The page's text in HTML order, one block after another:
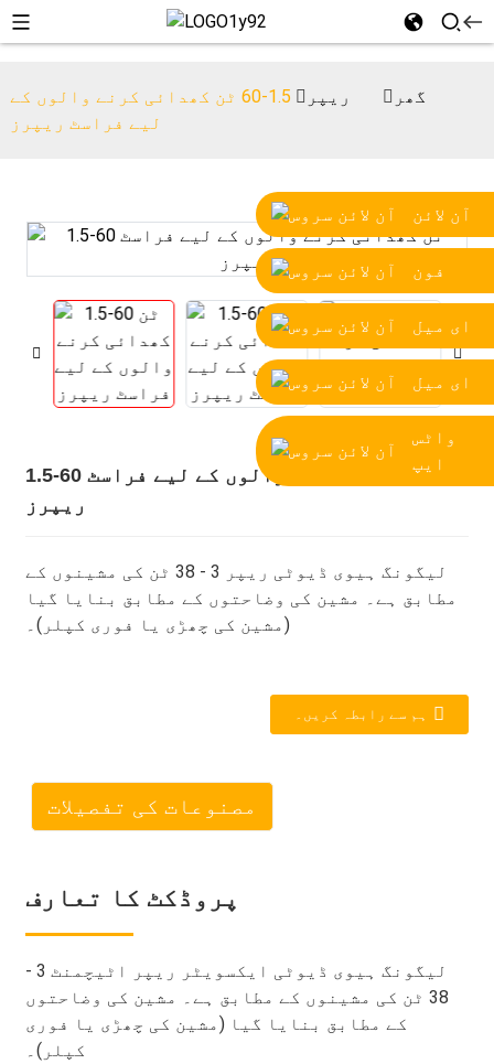
آن لائن
فون
ای میل
ای میل
واٹس
ایپ
گھر ریپر
1.5-60 ٹن کھدائی کرنے والوں کے
لیے فراسٹ ریپرز
1.5-60 ٹن کھدائی کرنے والوں کے لیے فراسٹ
ریپرز
لیگونگ ہیوی ڈیوٹی ریپر 3 - 38 ٹن کی مشینوں کے
مطابق ہے۔ مشین کی وضاحتوں کے مطابق بنایا گیا
(مشین کی چھڑی یا فوری کپلر)۔
ہم سے رابطہ کریں۔
مصنوعات کی تفصیلات
پروڈکٹ کا تعارف
لیگونگ ہیوی ڈیوٹی ایکسویٹر ریپر اٹیچمنٹ 3 -
38 ٹن کی مشینوں کے مطابق ہے۔ مشین کی وضاحتوں
کے مطابق بنایا گیا (مشین کی چھڑی یا فوری
کپلر)۔